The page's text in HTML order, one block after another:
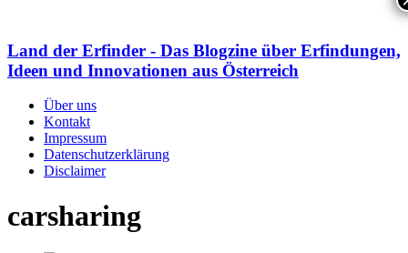
Land der Erfinder - Das Blogzine über Erfindungen,
Ideen und Innovationen aus Österreich
Über uns
Kontakt
Impressum
Datenschutzerklärung
Disclaimer
carsharing